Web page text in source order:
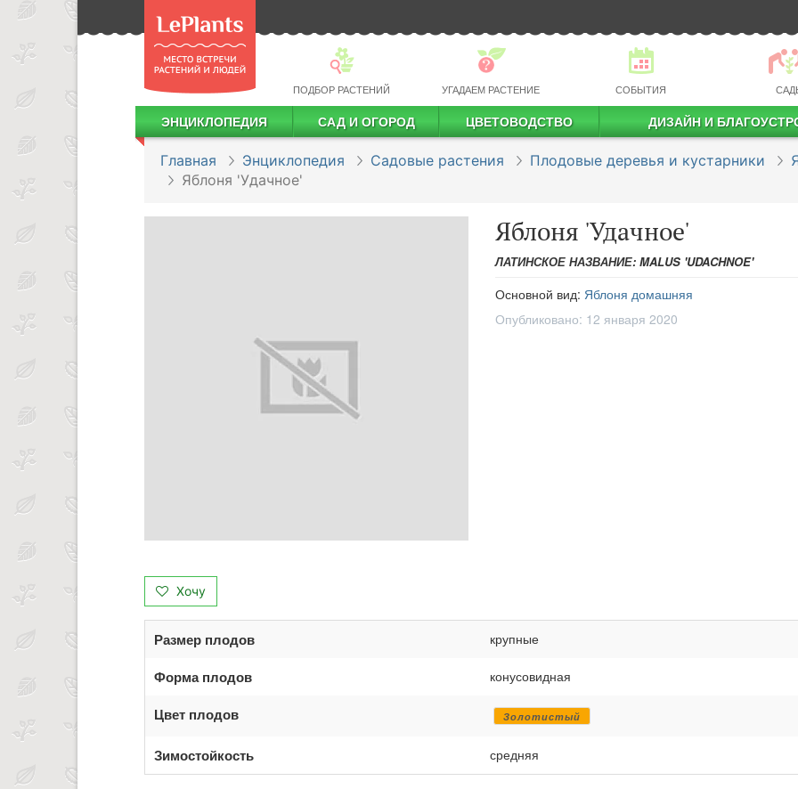
ПОДБОР РАСТЕНИЙ УГАДАЕМ РАСТЕНИЕ СОБЫТИЯ
ЭНЦИКЛОПЕДИЯ САД И ОГОРОД ЦВЕТОВОДСТВО ДИЗАЙН И
Главная Энциклопедия Садовые растения Плодовые деревья и кустарники
Яблоня 'Удачное'
Яблоня 'Удачное'
ЛАТИНСКОЕ НАЗВАНИЕ: MALUS 'UDACHNOE'
Основной вид: Яблоня домашняя
Опубликовано: 12 января 2020
Хочу
Размер плодов крупные
Форма плодов конусовидная
Цвет плодов Золотистый
Зимостойкость средняя